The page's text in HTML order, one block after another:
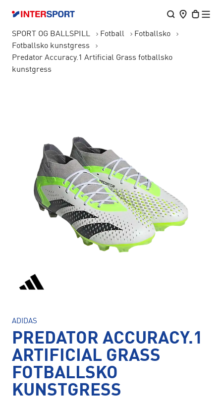
SPORT OG BALLSPILL Fotball
Fotballsko
Fotballsko kunstgress
Predator Accuracy.1 Artificial Grass fotballsko
kunstgress
ADIDAS
PREDATOR ACCURACY.1
ARTIFICIAL GRASS
FOTBALLSKO
KUNSTGRESS